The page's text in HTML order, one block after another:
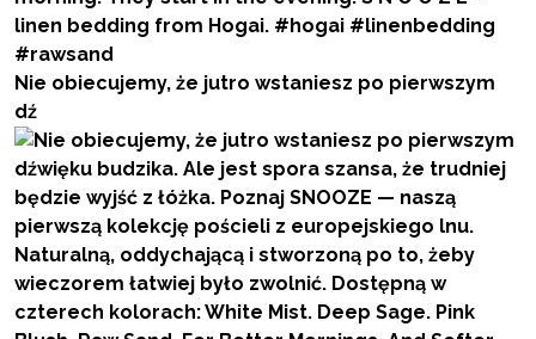
Nie obiecujemy, że jutro wstaniesz po pierwszym
dź